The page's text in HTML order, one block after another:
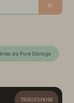
Ir
da Pure Storage
TRADESHOW